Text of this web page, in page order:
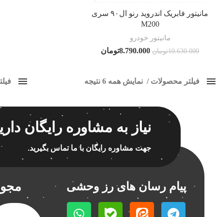
مانیتور فابریک اندروید رنو ال۹۰ سری
M200
مانیتور خودرو
10.630.000تومان 8.790.000تومان
فیلتر محصولات
نمایش همه 6 نتیجه
فقط نمایش محصولات فروش فقط موجود در انبار
برچسب نیاز به مشاوره رایگان
جهت مشاوره رایگان با ما تماس بگیرید.
پیام رسان های رز وحشی